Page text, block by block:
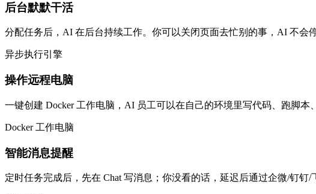
后台默默干活
分配任务后，AI 在后台持续工作。你可以关闭页面去忙别的事，AI 不会
异步执行引擎
操作远程电脑
一键创建 Docker 工作电脑，AI 员工可以在自己的环境里写代码、跑脚本
Docker 工作电脑
智能消息提醒
定时任务完成后，先在 Chat 写消息；你没看的话，延迟后通过企微/钉钉/